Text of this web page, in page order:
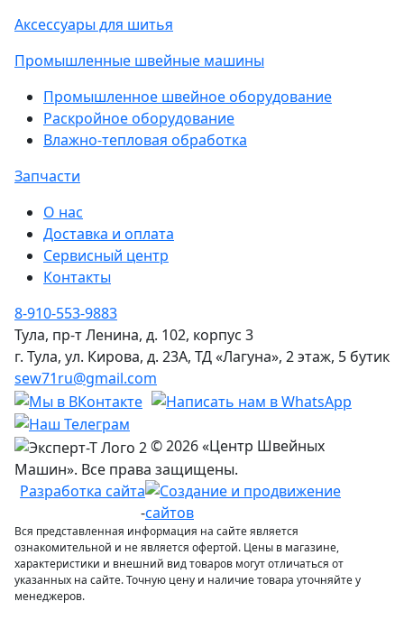
Аксессуары для шитья
Промышленные швейные машины
Промышленное швейное оборудование
Раскройное оборудование
Влажно-тепловая обработка
Запчасти
О нас
Доставка и оплата
Сервисный центр
Контакты
8-910-553-9883
Тула, пр-т Ленина, д. 102, корпус 3
г. Тула, ул. Кирова, д. 23А, ТД «Лагуна», 2 этаж, 5 бутик
sew71ru@gmail.com
© 2026 «Центр Швейных
Машин». Все права защищены.
Разработка сайта
-
Вся представленная информация на сайте является
ознакомительной и не является офертой. Цены в магазине,
характеристики и внешний вид товаров могут отличаться от
указанных на сайте. Точную цену и наличие товара уточняйте у
менеджеров.